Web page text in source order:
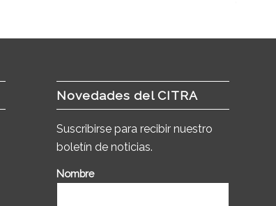
Novedades del CITRA
Suscribirse para recibir nuestro
boletín de noticias.
Nombre